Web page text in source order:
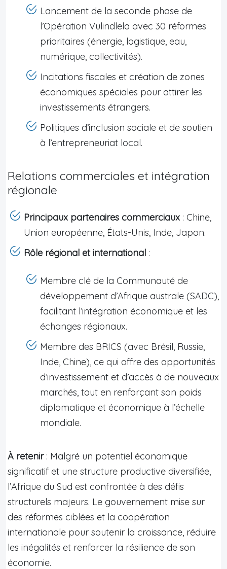
Lancement de la seconde phase de
l’Opération Vulindlela avec 30 réformes
prioritaires (énergie, logistique, eau,
numérique, collectivités).
Incitations fiscales et création de zones
économiques spéciales pour attirer les
investissements étrangers.
Politiques d’inclusion sociale et de soutien
à l’entrepreneuriat local.
Relations commerciales et intégration
régionale
Principaux partenaires commerciaux : Chine,
Union européenne, États-Unis, Inde, Japon.
Rôle régional et international :
Membre clé de la Communauté de
développement d’Afrique australe (SADC),
facilitant l’intégration économique et les
échanges régionaux.
Membre des BRICS (avec Brésil, Russie,
Inde, Chine), ce qui offre des opportunités
d’investissement et d’accès à de nouveaux
marchés, tout en renforçant son poids
diplomatique et économique à l’échelle
mondiale.
À retenir: Malgré un potentiel économique
significatif et une structure productive diversifiée,
l’Afrique du Sud est confrontée à des défis
structurels majeurs. Le gouvernement mise sur
des réformes ciblées et la coopération
internationale pour soutenir la croissance, réduire
les inégalités et renforcer la résilience de son
économie.